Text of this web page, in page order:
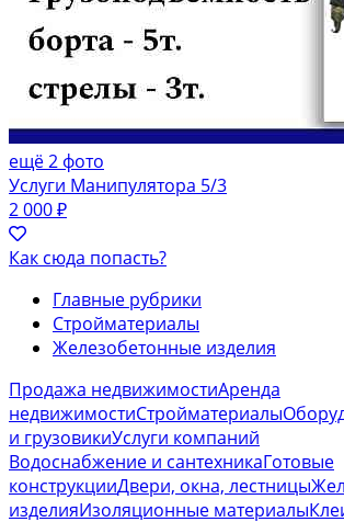
ещё 2 фото
Услуги Манипулятора 5/3
2 000 ₽
Как сюда попасть?
Главные рубрики
Стройматериалы
Железобетонные изделия
Продажа недвижимостиАренда
недвижимостиСтройматериалы
и грузовикиУслуги компаний
Водоснабжение и сантехникаГотовые
конструкцииДвери, окна, лестницы
изделияИзоляционные материалы